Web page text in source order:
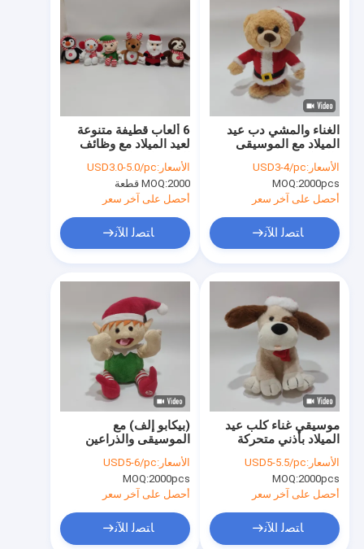
المنتجات
حول بنا
جولة في المعمل
ضبط الجودة
اتصل بنا
أخبار
جميع القضايا
6 ألعاب قطيفة متنوعة
لعيد الميلاد مع وظائف
الغناء والإضاءة
الأسعار:USD3.0-5.0/pc
MOQ:2000 قطعة
أحصل على آخر سعر
ﺎﺘﺼﻟ ﺍﻶﻧ
الغناء والمشي دب عيد
الميلاد مع الموسيقى
والحركة
الأسعار:USD3-4/pc
MOQ:2000pcs
أحصل على آخر سعر
ﺎﺘﺼﻟ ﺍﻶﻧ
(بيكابو إلف) مع
الموسيقى والذراعين
المتحركة
الأسعار:USD5-6/pc
MOQ:2000pcs
أحصل على آخر سعر
ﺎﺘﺼﻟ ﺍﻶﻧ
موسيقي غناء كلب عيد
الميلاد بأذني متحركة
الأسعار:USD5-5.5/pc
MOQ:2000pcs
أحصل على آخر سعر
ﺎﺘﺼﻟ ﺍﻶﻧ